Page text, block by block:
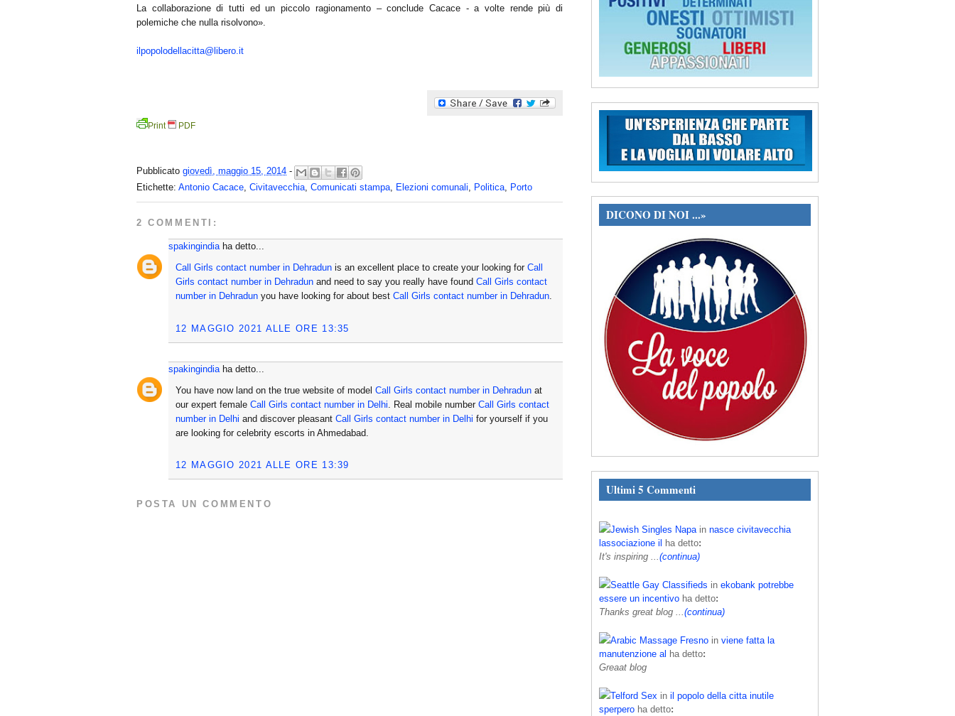
La collaborazione di tutti ed un piccolo ragionamento – conclude Cacace - a volte rende più di
polemiche che nulla risolvono».
ilpopolodellacitta@libero.it
Print PDF
Pubblicato giovedì, maggio 15, 2014 -
Etichette: Antonio Cacace, Civitavecchia, Comunicati stampa, Elezioni comunali, Politica, Porto
2 COMMENTI:
spakingindiaha detto...
Call Girls contact number in Dehradun is an excellent place to create your looking for Call
Girls contact number in Dehradun and need to say you really have found Call Girls contact
number in Dehradun you have looking for about best Call Girls contact number in Dehradun.
12 MAGGIO 2021 ALLE ORE 13:35
spakingindia ha detto...
You have now land on the true website of model Call Girls contact number in Dehradun at
our expert female Call Girls contact number in Delhi . Real mobile number Call Girls contact
number in Delhi and discover pleasant Call Girls contact number in Delhi for yourself if you
are looking for celebrity escorts in Ahmedabad.
12 MAGGIO 2021 ALLE ORE 13:39
POSTA UN COMMENTO
DICONO DI NOI ...»
Ultimi 5 Commenti
Jewish Singles Napa in nasce civitavecchia
lassociazione il
ha detto:
It's inspiring ... (continua)
Seattle Gay Classifieds in ekobank potrebbe
essere un incentivo ha detto:
Thanks great blog ... (continua)
Arabic Massage Fresno in viene fatta la
manutenzione al ha detto:
Greaat blog
Telford Sex in il popolo della citta inutile
sperpero ha detto: